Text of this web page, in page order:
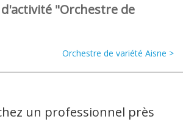
"Orchestre de
Orchestre de variété Aisne >
un professionnel près